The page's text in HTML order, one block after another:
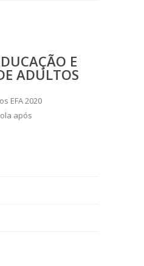
E
ADULTOS
EFA 2020
após